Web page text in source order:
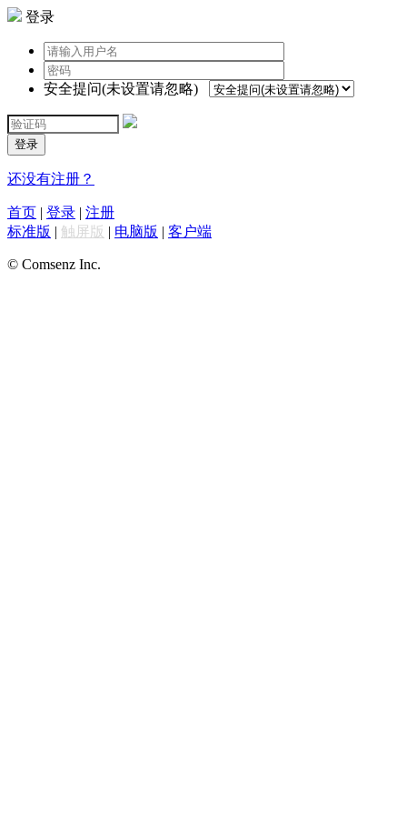
登录
安全提问(未设置请忽略)
登录
还没有注册？
首页 | 登录 | 注册
标准版 | 触屏版 | 电脑版 | 客户端
© Comsenz Inc.